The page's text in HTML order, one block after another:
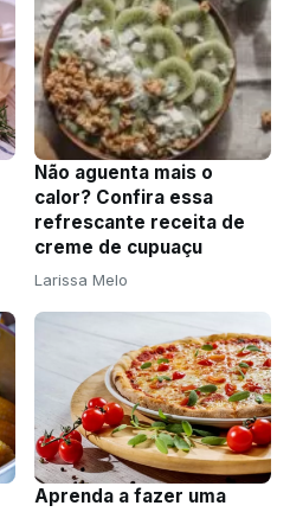
Não aguenta mais o
calor? Confira essa
refrescante receita de
creme de cupuaçu
Larissa Melo
Aprenda a fazer uma